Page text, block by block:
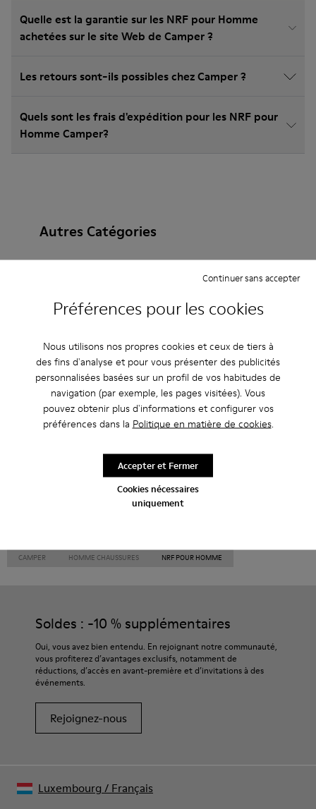
Préférences pour les cookies
Nous utilisons nos propres cookies et ceux de tiers à
des fins d'analyse et pour vous présenter des publicités
personnalisées basées sur un profil de vos habitudes de
navigation (par exemple, les pages visitées). Vous
pouvez obtenir plus d'informations et configurer vos
préférences dans la Politique en matière de cookies.
Cookies nécessaires
uniquement
Continuer sans accepter
Accepter et Fermer
Quelle est la garantie sur les NRF pour Homme
achetées sur le site Web de Camper ?
Les retours sont-ils possibles chez Camper ?
Quels sont les frais d'expédition pour les NRF pour
Homme Camper?
Autres Catégories
Bottines Non Leather
Ballerines
Sandales
Bottes
Chaussures plates
Chaussures casual
Baskets
Chaussons
Chaussures habillées
Chaussures à plateau
CAMPER HOMME CHAUSSURES NRF POUR HOMME
Soldes : -10 % supplémentaires
Oui, vous avez bien entendu. En rejoignant notre communauté,
vous profiterez d’avantages exclusifs, notamment de
réductions, d’accès en avant-première et d’invitations à des
événements.
Rejoignez-nous
Luxembourg / Français